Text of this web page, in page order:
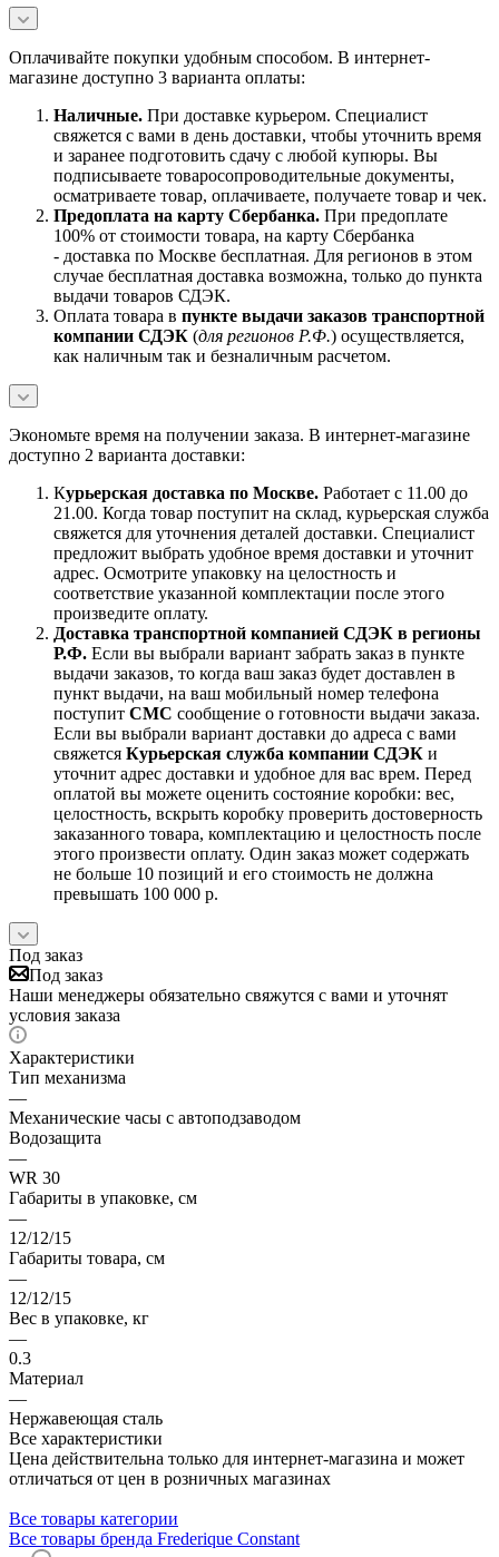
Оплачивайте покупки удобным способом. В интернет-
магазине доступно 3 варианта оплаты:
Наличные. При доставке курьером. Специалист
свяжется с вами в день доставки, чтобы уточнить время
и заранее подготовить сдачу с любой купюры. Вы
подписываете товаросопроводительные документы,
осматриваете товар, оплачиваете, получаете товар и чек.
Предоплата на карту Сбербанка. При предоплате
100% от стоимости товара, на карту Сбербанка
- доставка по Москве бесплатная. Для регионов в этом
случае бесплатная доставка возможна, только до пункта
выдачи товаров СДЭК.
Оплата товара в пункте выдачи заказов транспортной
компании СДЭК (для регионов Р.Ф.) осуществляется,
как наличным так и безналичным расчетом.
Экономьте время на получении заказа. В интернет-магазине
доступно 2 варианта доставки:
Курьерская доставка по Москве. Работает с 11.00 до
21.00. Когда товар поступит на склад, курьерская служба
свяжется для уточнения деталей доставки. Специалист
предложит выбрать удобное время доставки и уточнит
адрес. Осмотрите упаковку на целостность и
соответствие указанной комплектации после этого
произведите оплату.
Доставка транспортной компанией СДЭК в регионы
Р.Ф. Если вы выбрали вариант забрать заказ в пункте
выдачи заказов, то когда ваш заказ будет доставлен в
пункт выдачи, на ваш мобильный номер телефона
поступит СМС сообщение о готовности выдачи заказа.
Если вы выбрали вариант доставки до адреса с вами
свяжется Курьерская служба компании СДЭК и
уточнит адрес доставки и удобное для вас врем. Перед
оплатой вы можете оценить состояние коробки: вес,
целостность, вскрыть коробку проверить достоверность
заказанного товара, комплектацию и целостность после
этого произвести оплату. Один заказ может содержать
не больше 10 позиций и его стоимость не должна
превышать 100 000 р.
Под заказ
Под заказ
Наши менеджеры обязательно свяжутся с вами и уточнят
условия заказа
Характеристики
Тип механизма
—
Механические часы с автоподзаводом
Водозащита
—
WR 30
Габариты в упаковке, см
—
12/12/15
Габариты товара, см
—
12/12/15
Вес в упаковке, кг
—
0.3
Материал
—
Нержавеющая сталь
Все характеристики
Цена действительна только для интернет-магазина и может
отличаться от цен в розничных магазинах
Все товары категории
Все товары бренда Frederique Constant